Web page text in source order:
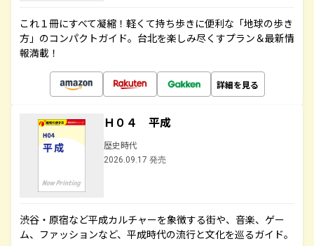
これ１冊にすべて凝縮！軽くて持ち歩きに便利な「地球の歩き
方」のコンパクトガイド。台北を楽しみ尽くすプラン＆最新情
報満載！
詳細を見る
Ｈ０４ 平成
歴史時代
2026.09.17 発売
渋谷・原宿など平成カルチャーを象徴する街や、音楽、ゲー
ム、ファッションなど、平成時代の流行と文化を巡るガイド。